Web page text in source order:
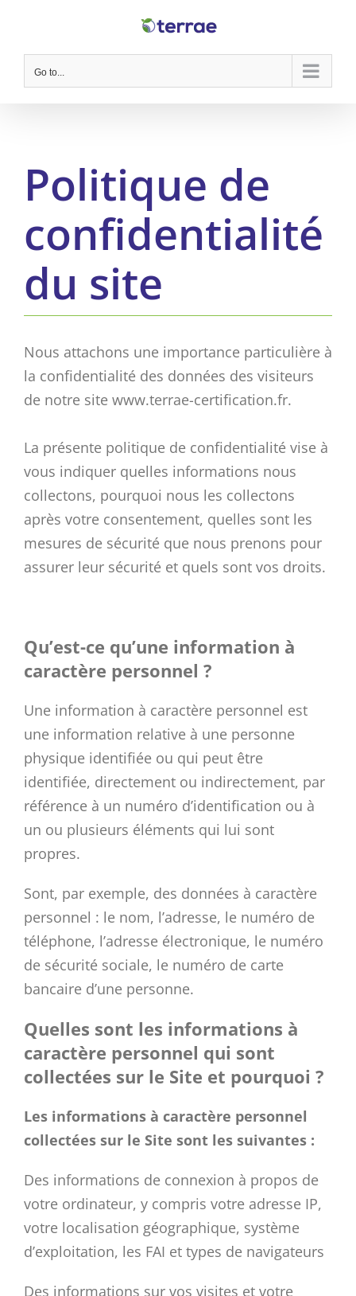
content
Go to...
Politique de
confidentialité
du site
Nous attachons une importance particulière à
la confidentialité des données des visiteurs
de notre site www.terrae-certification.fr.
La présente politique de confidentialité vise à
vous indiquer quelles informations nous
collectons, pourquoi nous les collectons
après votre consentement, quelles sont les
mesures de sécurité que nous prenons pour
assurer leur sécurité et quels sont vos droits.
Qu’est-ce qu’une information à
caractère personnel ?
Une information à caractère personnel est
une information relative à une personne
physique identifiée ou qui peut être
identifiée, directement ou indirectement, par
référence à un numéro d’identification ou à
un ou plusieurs éléments qui lui sont
propres.
Sont, par exemple, des données à caractère
personnel : le nom, l’adresse, le numéro de
téléphone, l’adresse électronique, le numéro
de sécurité sociale, le numéro de carte
bancaire d’une personne.
Quelles sont les informations à
caractère personnel qui sont
collectées sur le Site et pourquoi ?
Les informations à caractère personnel
collectées sur le Site sont les suivantes :
Des informations de connexion à propos de
votre ordinateur, y compris votre adresse IP,
votre localisation géographique, système
d’exploitation, les FAI et types de navigateurs
Des informations sur vos visites et votre